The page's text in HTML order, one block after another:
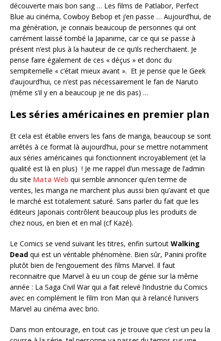
découverte mais bon sang … Les films de Patlabor, Perfect
Blue au cinéma, Cowboy Bebop et j’en passe … Aujourd’hui, de
ma génération, je connais beaucoup de personnes qui ont
carrément laissé tombé la Japanime, car ce qui se passe à
présent n’est plus à la hauteur de ce qu’ils recherchaient. Je
pense faire également de ces « déçus » et donc du
sempiternelle « c’était mieux avant ». Et je pense que le Geek
d’aujourd’hui, ce n’est pas nécessairement le fan de Naruto
(même s’il y en a beaucoup je ne dis pas) …
Les séries américaines en premier plan
Et cela est établie envers les fans de manga, beaucoup se sont
arrêtés à ce format là aujourd’hui, pour se mettre notamment
aux séries américaines qui fonctionnent incroyablement (et la
qualité est là en plus) ! Je me rappel d’un message de l’admin
du site Mata Web qui semble annoncer qu’en terme de
ventes, les manga ne marchent plus aussi bien qu’avant et que
le marché est totalement saturé. Sans parler du fait que les
éditeurs Japonais contrôlent beaucoup plus les produits de
chez nous, en bien et en mal (cf Kazé).
Le Comics se vend suivant les titres, enfin surtout Walking
Dead qui est un véritable phénomène. Bien sûr, Panini profite
plutôt bien de l’engouement des films Marvel. Il faut
reconnaitre que Marvel à eu un coup de génie sur la même
année : La Saga Civil War qui a fait relevé l’industrie du Comics
avec en complément le film Iron Man qui à relancé l’univers
Marvel au cinéma avec brio.
Dans mon entourage, en tout cas je trouve que c’est un peu la